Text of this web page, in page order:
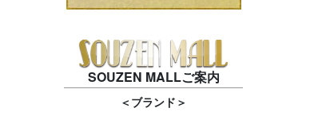
SOUZEN MALLご案内
＜ブランド＞